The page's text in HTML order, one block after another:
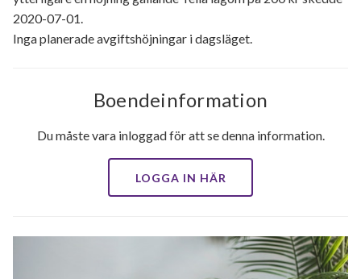
2020-07-01.
Inga planerade avgiftshöjningar i dagsläget.
Boendeinformation
Du måste vara inloggad för att se denna information.
LOGGA IN HÄR